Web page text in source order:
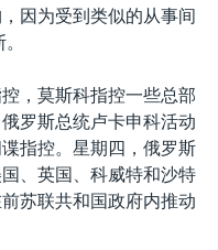
因为受到类似的从事间
，莫斯科指控一些总部
罗斯总统卢卡申科活动
指控。星期四，俄罗斯
、英国、科威特和沙特
苏联共和国政府内推动